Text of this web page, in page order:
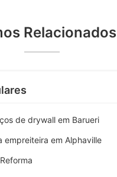
Relacionados
de drywall em Barueri
empreiteira em Alphaville